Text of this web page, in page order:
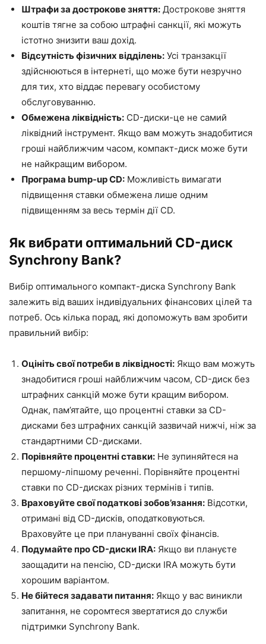
Штрафи за дострокове зняття: Дострокове зняття
коштів тягне за собою штрафні санкції, які можуть
істотно знизити ваш дохід.
Відсутність фізичних відділень: Усі транзакції
здійснюються в інтернеті, що може бути незручно
для тих, хто віддає перевагу особистому
обслуговуванню.
Обмежена ліквідність: CD-диски-це не самий
ліквідний інструмент. Якщо вам можуть знадобитися
гроші найближчим часом, компакт-диск може бути
не найкращим вибором.
Програма bump-up CD: Можливість вимагати
підвищення ставки обмежена лише одним
підвищенням за весь термін дії CD.
Як вибрати оптимальний CD-диск
Synchrony Bank?
Вибір оптимального компакт-диска Synchrony Bank
залежить від ваших індивідуальних фінансових цілей та
потреб. Ось кілька порад, які допоможуть вам зробити
правильний вибір:
Оцініть свої потреби в ліквідності: Якщо вам можуть
знадобитися гроші найближчим часом, CD-диск без
штрафних санкцій може бути кращим вибором.
Однак, пам’ятайте, що процентні ставки за CD-
дисками без штрафних санкцій зазвичай нижчі, ніж за
стандартними CD-дисками.
Порівняйте процентні ставки: Не зупиняйтеся на
першому-ліпшому реченні. Порівняйте процентні
ставки по CD-дисках різних термінів і типів.
Враховуйте свої податкові зобов’язання: Відсотки,
отримані від CD-дисків, оподатковуються.
Враховуйте це при плануванні своїх фінансів.
Подумайте про CD-диски IRA: Якщо ви плануєте
заощадити на пенсію, CD-диски IRA можуть бути
хорошим варіантом.
Не бійтеся задавати питання: Якщо у вас виникли
запитання, не соромтеся звертатися до служби
підтримки Synchrony Bank.